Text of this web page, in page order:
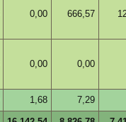
0,00 666,57
0,00 0,00
1,68 7,29